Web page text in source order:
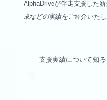
AlphaDriveが伴走支援した
成などの実績をご紹介いたし
支援実績について知る